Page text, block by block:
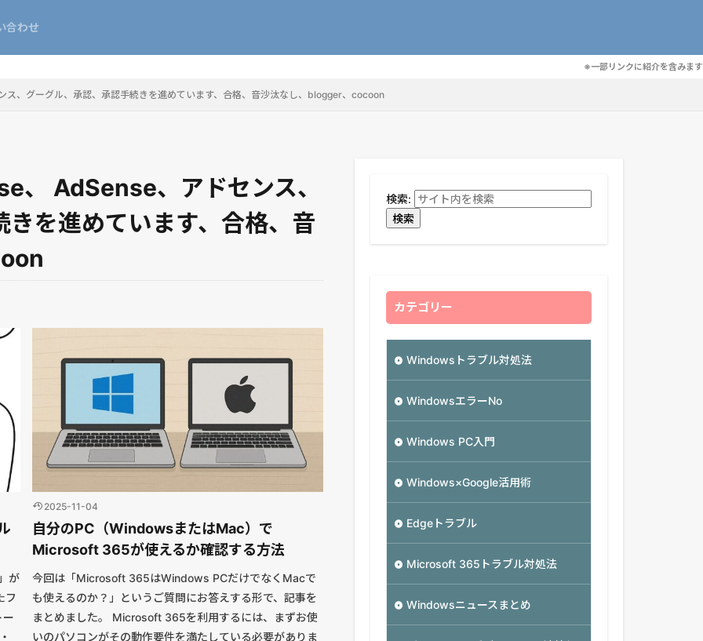
合わせ
※一部リンクに紹介を含みます
、グーグル、承認、承認手続きを進めています、合格、音沙汰なし、blogger、cocoon
AdSense、アドセンス、
を進めています、合格、音
が
フ
ー
2025-11-04
自分のPC（WindowsまたはMac）で
Microsoft 365が使えるか確認する方法
今回は「Microsoft 365はWindows PCだけでなくMacで
も使えるのか？」というご質問にお答えする形で、記事を
まとめました。 Microsoft 365を利用するには、まずお使
いのパソコンがその動作要件を満たしている必要がありま
検索:
検索
カテゴリー
Windowsトラブル対処法
WindowsエラーNo
Windows PC入門
Windows×Google活用術
Edgeトラブル
Microsoft 365トラブル対処法
Windowsニュースまとめ